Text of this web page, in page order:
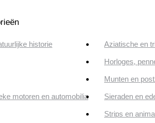
historie Aziatische en
Horloges,
Munten en
motoren en automobilia Sieraden en
Strips en